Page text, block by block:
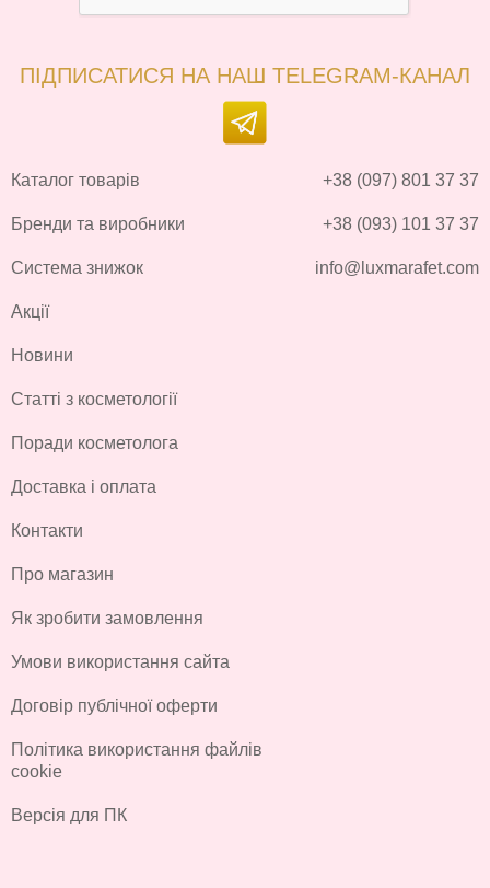
ПІДПИСАТИСЯ НА НАШ TELEGRAM-КАНАЛ
Каталог товарів
Бренди та виробники
Система знижок
Акції
Новини
Статті з косметології
Поради косметолога
Доставка і оплата
Контакти
Про магазин
Як зробити замовлення
Умови використання сайта
Договір публічної оферти
Політика використання файлів
cookie
Версія для ПК
+38 (097) 801 37 37
+38 (093) 101 37 37
info@luxmarafet.com